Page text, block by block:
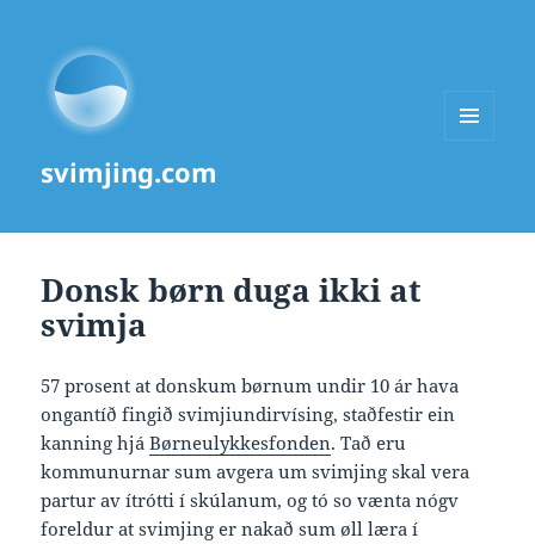
svimjing.com
Donsk børn duga ikki at
svimja
57 prosent at donskum børnum undir 10 ár hava
ongantíð fingið svimjiundirvísing, staðfestir ein
kanning hjáBørneulykkesfonden. Tað eru
kommunurnar sum avgera um svimjing skal vera
partur av ítrótti í skúlanum, og tó so vænta nógv
foreldur at svimjing er nakað sum øll læra í